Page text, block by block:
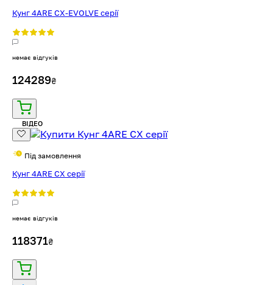
Кунг 4ARE CX-EVOLVE серії
немає відгуків
124289₴
ВІДЕО
Під замовлення
Кунг 4ARE CX серії
немає відгуків
118371₴